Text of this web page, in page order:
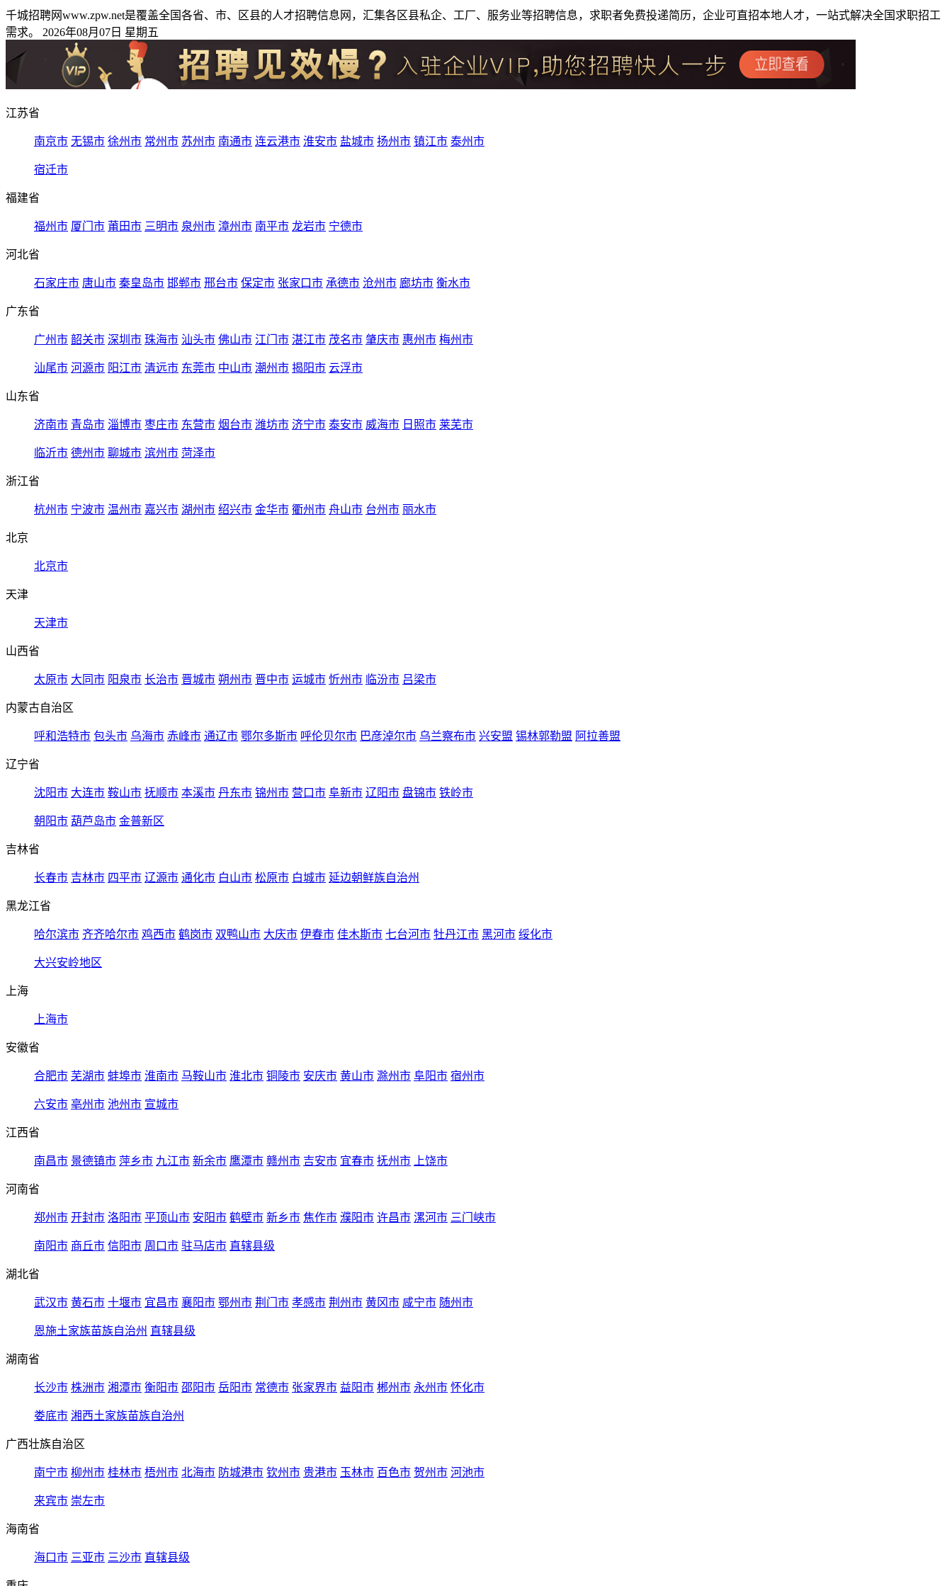
千城招聘网www.zpw.net是覆盖全国各省、市、区县的人才招聘信息网，汇集各区县私企、工厂、服务业等招聘信息，求职者免费投递简历，企业可直招本地人才，一站式解决全国求职招工
需求。 2026年08月07日 星期五
江苏省
南京市 无锡市 徐州市 常州市 苏州市 南通市 连云港市 淮安市 盐城市 扬州市 镇江市 泰州市
宿迁市
福建省
福州市 厦门市 莆田市 三明市 泉州市 漳州市 南平市 龙岩市 宁德市
河北省
石家庄市 唐山市 秦皇岛市 邯郸市 邢台市 保定市 张家口市 承德市 沧州市 廊坊市 衡水市
广东省
广州市 韶关市 深圳市 珠海市 汕头市 佛山市 江门市 湛江市 茂名市 肇庆市 惠州市 梅州市
汕尾市 河源市 阳江市 清远市 东莞市 中山市 潮州市 揭阳市 云浮市
山东省
济南市 青岛市 淄博市 枣庄市 东营市 烟台市 潍坊市 济宁市 泰安市 威海市 日照市 莱芜市
临沂市 德州市 聊城市 滨州市 菏泽市
浙江省
杭州市 宁波市 温州市 嘉兴市 湖州市 绍兴市 金华市 衢州市 舟山市 台州市 丽水市
北京
北京市
天津
天津市
山西省
太原市 大同市 阳泉市 长治市 晋城市 朔州市 晋中市 运城市 忻州市 临汾市 吕梁市
内蒙古自治区
呼和浩特市 包头市 乌海市 赤峰市 通辽市 鄂尔多斯市 呼伦贝尔市 巴彦淖尔市 乌兰察布市 兴安盟 锡林郭勒盟 阿拉善盟
辽宁省
沈阳市 大连市 鞍山市 抚顺市 本溪市 丹东市 锦州市 营口市 阜新市 辽阳市 盘锦市 铁岭市
朝阳市 葫芦岛市 金普新区
吉林省
长春市 吉林市 四平市 辽源市 通化市 白山市 松原市 白城市 延边朝鲜族自治州
黑龙江省
哈尔滨市 齐齐哈尔市 鸡西市 鹤岗市 双鸭山市 大庆市 伊春市 佳木斯市 七台河市 牡丹江市 黑河市 绥化市
大兴安岭地区
上海
上海市
安徽省
合肥市 芜湖市 蚌埠市 淮南市 马鞍山市 淮北市 铜陵市 安庆市 黄山市 滁州市 阜阳市 宿州市
六安市 亳州市 池州市 宣城市
江西省
南昌市 景德镇市 萍乡市 九江市 新余市 鹰潭市 赣州市 吉安市 宜春市 抚州市 上饶市
河南省
郑州市 开封市 洛阳市 平顶山市 安阳市 鹤壁市 新乡市 焦作市 濮阳市 许昌市 漯河市 三门峡市
南阳市 商丘市 信阳市 周口市 驻马店市 直辖县级
湖北省
武汉市 黄石市 十堰市 宜昌市 襄阳市 鄂州市 荆门市 孝感市 荆州市 黄冈市 咸宁市 随州市
恩施土家族苗族自治州 直辖县级
湖南省
长沙市 株洲市 湘潭市 衡阳市 邵阳市 岳阳市 常德市 张家界市 益阳市 郴州市 永州市 怀化市
娄底市 湘西土家族苗族自治州
广西壮族自治区
南宁市 柳州市 桂林市 梧州市 北海市 防城港市 钦州市 贵港市 玉林市 百色市 贺州市 河池市
来宾市 崇左市
海南省
海口市 三亚市 三沙市 直辖县级